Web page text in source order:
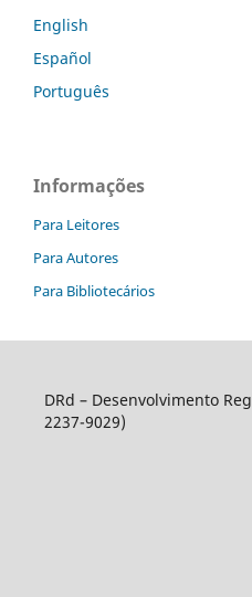
English
Español
Português
Informações
Para Leitores
Para Autores
Para Bibliotecários
DRd – Desenvolvimento
2237-9029)